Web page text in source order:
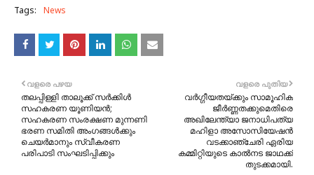
Tags: News
വളരെ പുതിയ
വർഗ്ഗീയതയ്ക്കും സാമൂഹിക
ജീർണ്ണതക്കുമെതിരെ
അഖിലേന്ത്യാ ജനാധിപത്യ
മഹിളാ അസോസിയേഷൻ
വടക്കാഞ്ചേരി ഏരിയ
കമ്മിറ്റിയുടെ കാൽനട ജാഥക്ക്
തുടക്കമായി.
വളരെ പഴയ
തലപ്പിള്ളി താലൂക്ക് സർക്കിൾ
സഹകരണ യൂണിയൻ;
സഹകരണ സംരക്ഷണ മുന്നണി
ഭരണ സമിതി അംഗങ്ങൾക്കും
ചെയർമാനും സ്വീകരണ
പരിപാടി സംഘടിപ്പിക്കും